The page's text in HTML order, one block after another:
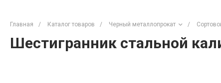
Главная / Каталог товаров / Черный металлопрокат /
Шестигранник стальной